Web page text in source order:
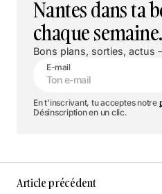
Nantes dans ta
chaque semaine.
Bons plans, sorties, actus
E-mail
En t'inscrivant, tu acceptes notre
Désinscription en un clic.
Article précédent